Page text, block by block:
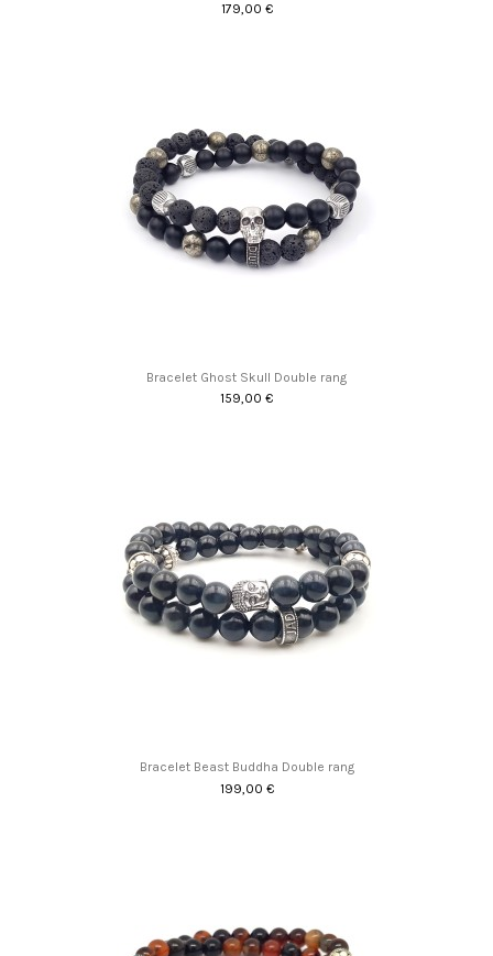
179,00 €
Bracelet Ghost Skull Double rang
159,00 €
Bracelet Beast Buddha Double rang
199,00 €